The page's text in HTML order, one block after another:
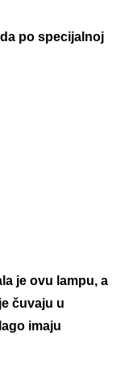
po specijalnoj
je ovu lampu, a
čuvaju u
imaju